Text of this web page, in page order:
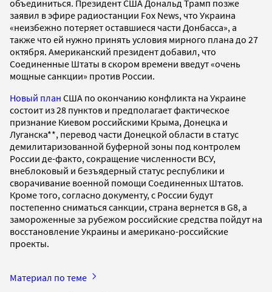
объединиться. Президент США Дональд Трамп позже
заявил в эфире радиостанции Fox News, что Украина
«неизбежно потеряет оставшиеся части Донбасса», а
также что ей нужно принять условия мирного плана до 27
октября. Американский президент добавил, что
Соединенные Штаты в скором времени введут «очень
мощные санкции» против России.
Новый план США по окончанию конфликта на Украине
состоит из 28 пунктов и предполагает фактическое
признание Киевом российскими Крыма, Донецка и
Луганска**, перевод части Донецкой области в статус
демилитаризованной буферной зоны под контролем
России де-факто, сокращение численности ВСУ,
внеблоковый и безъядерный статус республики и
сворачивание военной помощи Соединенных Штатов.
Кроме того, согласно документу, с России будут
постепенно сниматься санкции, страна вернется в G8, а
замороженные за рубежом российские средства пойдут на
восстановление Украины и американо-российские
проекты.
Материал по теме